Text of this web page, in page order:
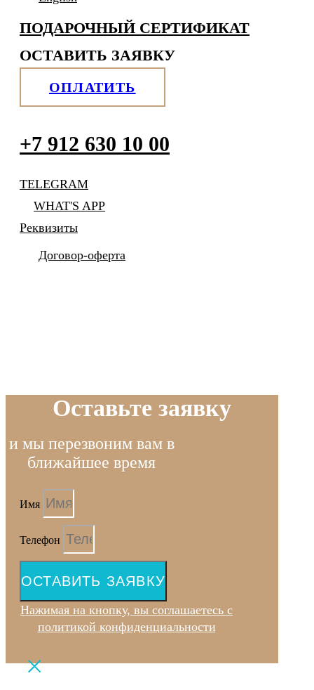
ПОДАРОЧНЫЙ СЕРТИФИКАТ
ОСТАВИТЬ ЗАЯВКУ
ОПЛАТИТЬ
+7 912 630 10 00
TELEGRAM
WHAT'S APP
Реквизиты
Договор-оферта
Оставьте заявку
и мы перезвоним вам в
ближайшее время
Имя
Телефон
ОСТАВИТЬ ЗАЯВКУ
Нажимая на кнопку, вы соглашаетесь с
политикой конфиденциальности